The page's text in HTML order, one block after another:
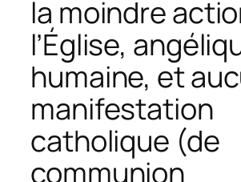
la moindre
l’Église,
humaine, et
manifestation
catholique (de
communion